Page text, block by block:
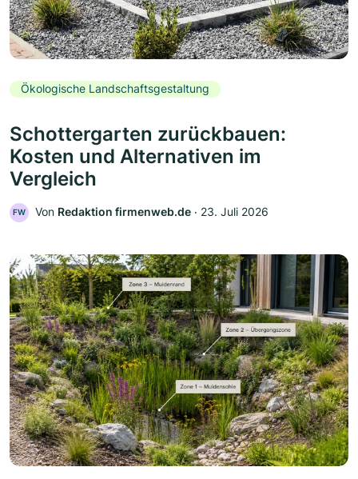
Ökologische Landschaftsgestaltung
Schottergarten zurückbauen:
Kosten und Alternativen im
Vergleich
FW Von Redaktion firmenweb.de ‧ 23. Juli 2026